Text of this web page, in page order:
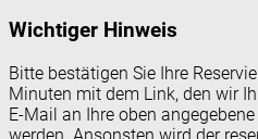
Wichtiger Hinweis
Bitte bestätigen Sie Ihre
Minuten mit dem Link, den wir
E-Mail an Ihre oben